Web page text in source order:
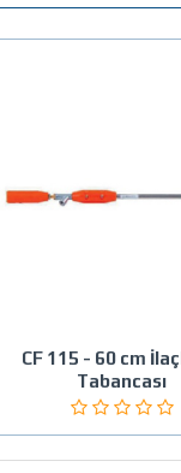
CF 115 - 60 cm
Tabancası